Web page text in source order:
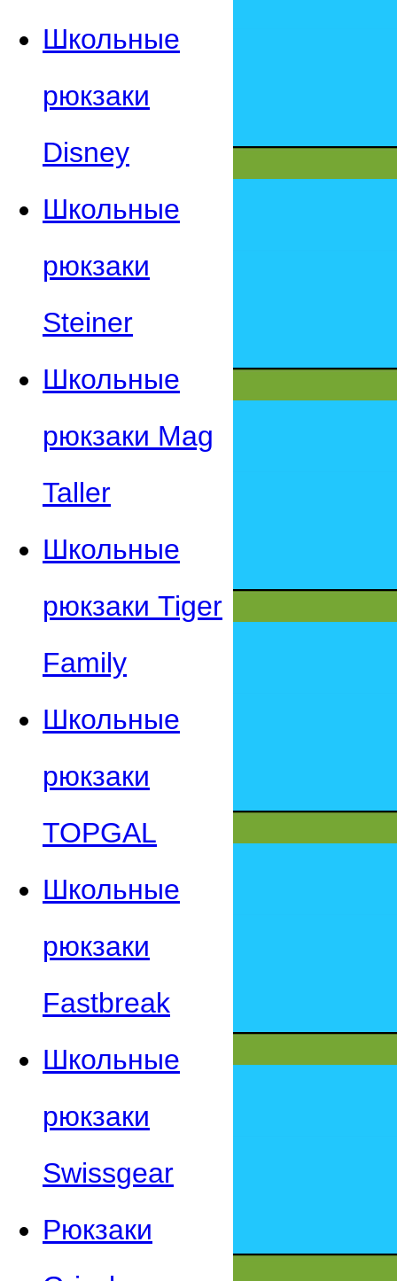
Школьные
рюкзаки
Disney
Школьные
рюкзаки
Steiner
Школьные
рюкзаки Mag
Taller
Школьные
рюкзаки Tiger
Family
Школьные
рюкзаки
TOPGAL
Школьные
рюкзаки
Fastbreak
Школьные
рюкзаки
Swissgear
Рюкзаки